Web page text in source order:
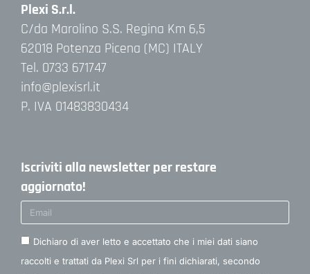
Plexi S.r.l.
C/da Marolino S.S. Regina Km 6,5
62018 Potenza Picena (MC) ITALY
Tel. 0733 671747
info@plexisrl.it
P. IVA 01483830434
Iscriviti alla newsletter per restare
aggiornato!
Dichiaro di aver letto e accettato che i miei dati siano
raccolti e trattati da Plexi Srl per i fini dichiarati, secondo